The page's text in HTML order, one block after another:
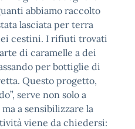
abbiamo raccolto
lasciata per terra
cestini. I rifiuti trovati
di caramelle a dei
per bottiglie di
Questo progetto,
serve non solo a
a sensibilizzare la
viene da chiedersi: